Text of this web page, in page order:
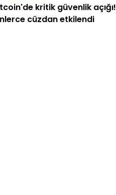
kritik güvenlik açığı!
cüzdan etkilendi